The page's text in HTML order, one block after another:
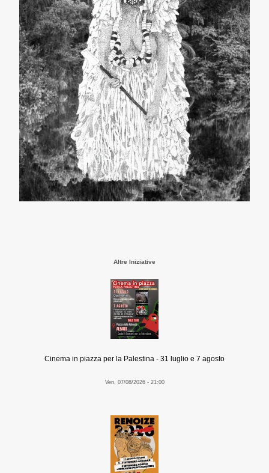
Altre Iniziative
Cinema in piazza per la Palestina - 31 luglio e 7 agosto
Ven, 07/08/2026 - 21:00